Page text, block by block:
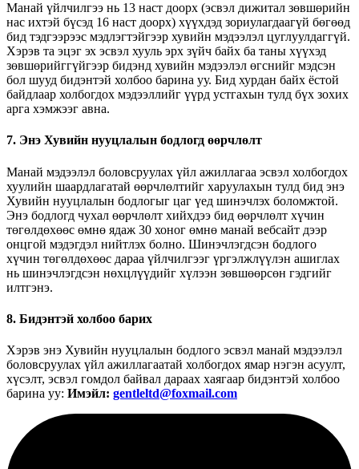
Манай үйлчилгээ нь 13 наст доорх (эсвэл дижитал зөвшөрийн
нас ихтэй бүсэд 16 наст доорх) хүүхдэд зориулагдаагүй бөгөөд
бид тэдгээрээс мэдлэгтэйгээр хувийн мэдээлэл цуглуулдаггүй.
Хэрэв та эцэг эх эсвэл хууль эрх зүйч байх ба таны хүүхэд
зөвшөрийггүйгээр бидэнд хувийн мэдээлэл өгснийг мэдсэн
бол шууд бидэнтэй холбоо барина уу. Бид хурдан байх ёстой
байдлаар холбогдох мэдээллийг үүрд устгахын тулд бүх зохих
арга хэмжээг авна.
7. Энэ Хувийн нууцлалын бодлогд өөрчлөлт
Манай мэдээлэл боловсруулах үйл ажиллагаа эсвэл холбогдох
хуулийн шаардлагатай өөрчлөлтийг харуулахын тулд бид энэ
Хувийн нууцлалын бодлогыг цаг үед шинэчлэх боломжтой.
Энэ бодлогд чухал өөрчлөлт хийхдээ бид өөрчлөлт хүчин
төгөлдөхөөс өмнө ядаж 30 хоног өмнө манай вебсайт дээр
онцгой мэдэгдэл нийтлэх болно. Шинэчлэгдсэн бодлого
хүчин төгөлдөхөөс дараа үйлчилгээг үргэлжлүүлэн ашиглах
нь шинэчлэгдсэн нөхцлүүдийг хүлээн зөвшөөрсөн гэдгийг
илтгэнэ.
8. Бидэнтэй холбоо барих
Хэрэв энэ Хувийн нууцлалын бодлого эсвэл манай мэдээлэл
боловсруулах үйл ажиллагаатай холбогдох ямар нэгэн асуулт,
хүсэлт, эсвэл гомдол байвал дараах хаягаар бидэнтэй холбоо
барина уу: Имэйл: gentleltd@foxmail.com